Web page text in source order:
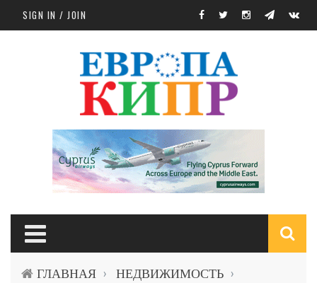
Skip to main content
SIGN IN / JOIN
ГЛАВНАЯ › НЕДВИЖИМОСТЬ ›